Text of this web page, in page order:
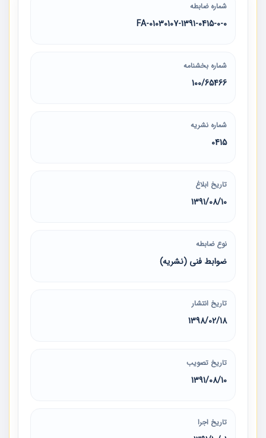
شماره ضابطه
01030107-1391-0415-0-0-FA
شماره بخشنامه
100/65466
شماره نشریه
0415
تاریخ ابلاغ
1391/08/10
نوع ضابطه
ضوابط فنی (نشریه)
تاریخ انتشار
1398/02/18
تاریخ تصویب
1391/08/10
تاریخ اجرا